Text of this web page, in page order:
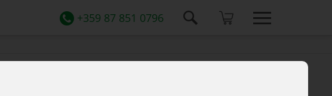
+359 87 851 0796